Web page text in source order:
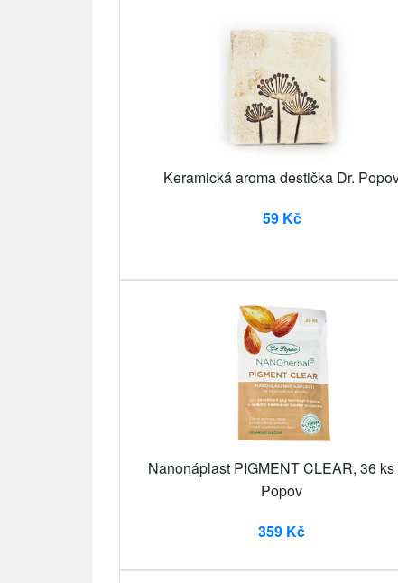
Keramická aroma destička Dr.
59 Kč
Nanonáplast PIGMENT CLEAR, 36 ks
Popov
359 Kč